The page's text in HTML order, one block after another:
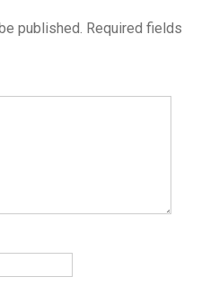
published. Required fields